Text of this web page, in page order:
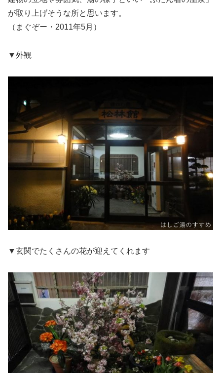
が取り上げそうな所と思います。
（まぐぞー・2011年5月）
▼外観
▼玄関でたくさんの花が迎えてくれます